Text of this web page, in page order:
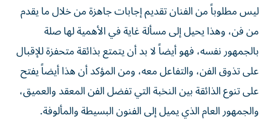
ليس مطلوباً من الفنان تقديم إجابات جاهزة من خلال ما يقدم
من فن، وهذا يحيل إلى مسألة غاية في الأهمية لها صلة
بالجمهور نفسه، فهو أيضاً لا بد أن يتمتع بذائقة متحفزة للإقبال
على تذوق الفن، والتفاعل معه، ومن المؤكد أن هذا أيضاً يفتح
على تنوع الذائقة بين النخبة التي تفضل الفن المعقد والعميق،
والجمهور العام الذي يميل إلى الفنون البسيطة والمألوفة.